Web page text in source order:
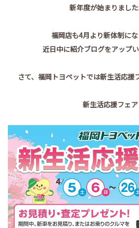
新年度が始まりまし
福岡店も4月より新体制に
近日中に紹介ブログをアップい
さて、福岡トヨペットでは新生活応援
新生活応援フェア